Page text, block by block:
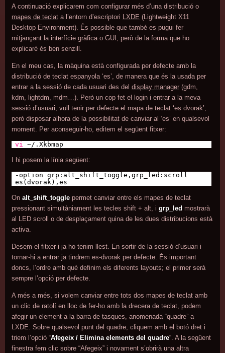
A continuació explicarem com configurar més d’una distribució o
mapes de teclat a l’entorn d’escriptori LXDE (Lightweight X11
Desktop Environment). És possible que també es pugui fer
mitjançant la interfície gràfica o GUI, però de la forma que ho
explicaré és ben senzill.
En el meu cas, la màquina està configurada per defecte amb la
distribució de teclat espanyola ‘es’, de manera que és la usada per
entrar a la sessió de cada usuari des del display manager (gdm,
kdm, lightdm, mdm…). Però un cop fet el login i entrar a la meva
sessió d’usuari, vull tenir per defecte el mapa de teclat ‘es dvorak’,
però disposar alhora de la possibilitat de canviar al ‘es’ en qualsevol
moment. Per aconseguir-ho, editem el següent fitxer:
vi
~/.Xkbmap
I hi posem la línia següent:
-option grp:alt_shift_toggle,grp_led:scroll
es(dvorak),es
On alt_shift_toggle permet canviar entre els mapes de teclat
pressionant simultàniament les tecles shift + alt, i grp_led mostrarà
al LED scroll o de desplaçament quina de les dues distribucions està
activa.
Desem el fitxer i ja ho tenim llest. En sortir de la sessió d’usuari i
tornar-hi a entrar ja tindrem es-dvorak per defecte. És important
doncs, l’ordre amb què definim els diferents layouts; el primer serà
sempre l’opció per defecte.
A més a més, si volem canviar entre tots dos mapes de teclat amb
un clic de ratolí en lloc de fer-ho amb la drecera de teclat, podem
afegir un element a la barra de tasques, anomenada “quadre” a
LXDE. Sobre qualsevol punt del quadre, cliquem amb el botó dret i
triem l’opció “Afegeix / Elimina elements del quadre“. A la següent
finestra fem clic sobre “Afegeix” i novament s’obrirà una altra